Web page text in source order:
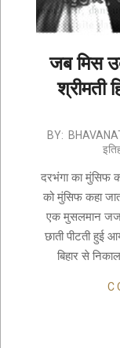
जब मिस
श्रीमती
2022-
18
BY:
दरभंगा का मुंसिफ
को मुंसिफ कहा
एक मुसलमान जज
छाती पीटती हुई
बिहार से